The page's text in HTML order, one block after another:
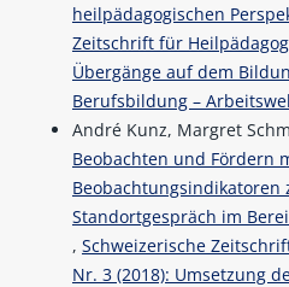
heilpädagogischen
Zeitschrift für
Übergänge auf dem
Berufsbildung –
André Kunz, Margret
Beobachten und Fördern
Beobachtungsindikatoren
Standortgespräch im
, Schweizerische
Nr. 3 (2018): Umsetzung